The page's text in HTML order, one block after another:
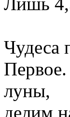
Чудеса
луны,
делим